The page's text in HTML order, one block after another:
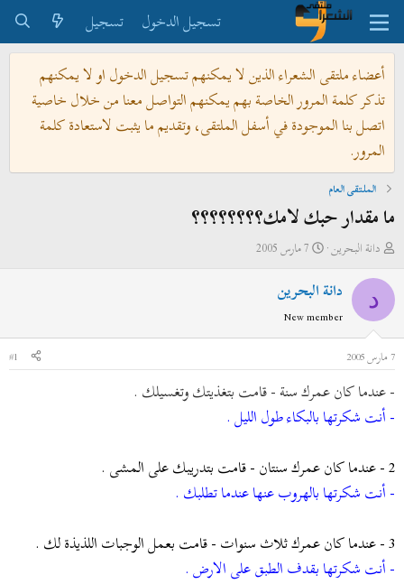
تسجيل الدخول
تسجيل
أعضاء ملتقى الشعراء الذين لا يمكنهم تسجيل الدخول او لا يمكنهم
تذكر كلمة المرور الخاصة بهم يمكنهم التواصل معنا من خلال خاصية
اتصل بنا الموجودة في أسفل الملتقى، وتقديم ما يثبت لاستعادة كلمة
المرور.
الملتقى العام
ما مقدار حبك لامك؟؟؟؟؟؟؟؟
ب
ئ
ل
م
و
ض
دانة البحرين
ت
ر
ل
ب
د
7 مارس 2005
د دانة البحرين
New member
7 مارس 2005
#1
- عندما كان عمرك سنة - قامت بتغذيتك وتغسيلك .
- أنت شكرتها بالبكاء طول الليل .
2 - عندما كان عمرك سنتان - قامت بتدريبك على المشى
.
- أنت شكرتها بالهروب عنها عندما تطلبك .
3 - عندما كان عمرك ثلاث سنوات - قامت بعمل الوجبات اللذيذة لك .
- أنت شكرتها بقدف الطبق على الارض .